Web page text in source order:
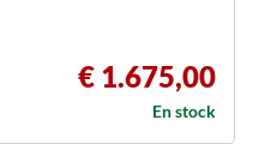
€ 1.675,00
En stock